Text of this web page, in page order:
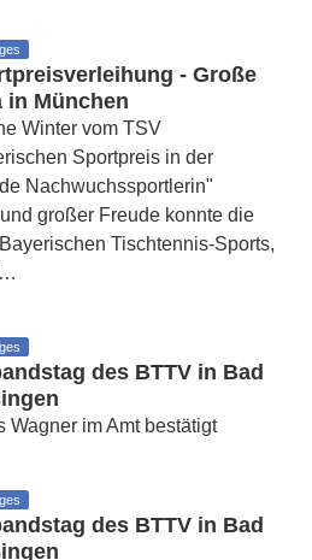
- Große
in München
Winter vom TSV
Sportpreis in der
Nachwuchssportlerin"
großer Freude konnte die
Tischtennis-Sports,
des BTTV in Bad
Wagner im Amt bestätigt
des BTTV in Bad